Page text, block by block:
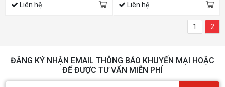
Liên hệ Liên hệ
1 2
ĐĂNG KÝ NHẬN EMAIL THÔNG BÁO KHUYẾN MẠI HOẶC
ĐỂ ĐƯỢC TƯ VẤN MIỄN PHÍ